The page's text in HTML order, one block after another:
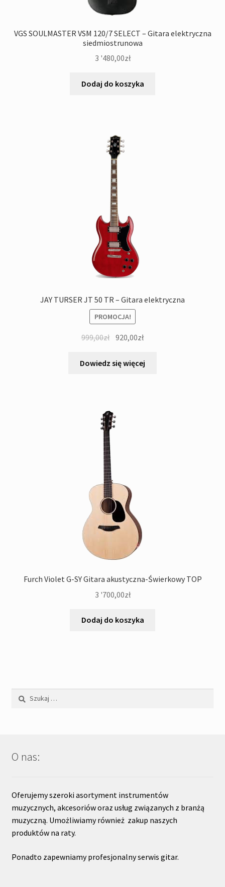
VGS SOULMASTER VSM 120/7 SELECT – Gitara elektryczna
siedmiostrunowa
3 '480,00zł
Dodaj do koszyka
JAY TURSER JT 50 TR – Gitara elektryczna
PROMOCJA!
999,00zł Pierwotna
wynosiła:
920,00złAktualna
wynosi:
Dowiedz się więcej
Furch Violet G-SY Gitara akustyczna-Świerkowy TOP
3 '700,00zł
Dodaj do koszyka
Szukaj:
O nas:
Oferujemy szeroki asortyment instrumentów
muzycznych, akcesoriów oraz usług związanych z branżą
muzyczną. Umożliwiamy również zakup naszych
produktów na raty.
Ponadto zapewniamy profesjonalny serwis gitar.